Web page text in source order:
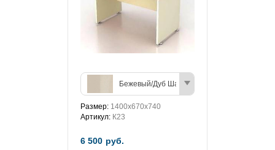
Бежевый/Дуб Шамони (светлый)
Размер: 1400х670х740
Артикул: К23
6 500 руб.